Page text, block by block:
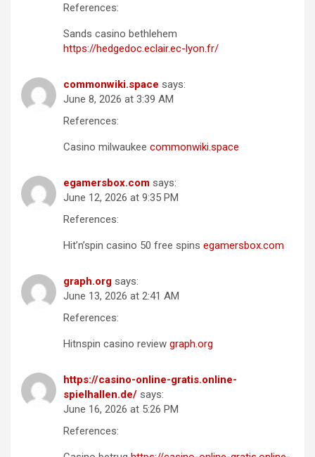
References:
Sands casino bethlehem
https://hedgedoc.eclair.ec-lyon.fr/
commonwiki.space says:
June 8, 2026 at 3:39 AM
References:
Casino milwaukee commonwiki.space
egamersbox.com says:
June 12, 2026 at 9:35 PM
References:
Hit’n’spin casino 50 free spins egamersbox.com
graph.org says:
June 13, 2026 at 2:41 AM
References:
Hitnspin casino review graph.org
https://casino-online-gratis.online-
spielhallen.de/ says:
June 16, 2026 at 5:26 PM
References: